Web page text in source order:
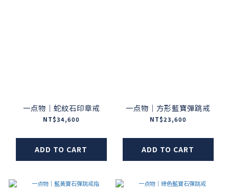
一点物｜蛇紋石印章戒
NT$34,600
ADD TO CART
一点物｜方形藍寶彈跳戒
NT$23,600
ADD TO CART